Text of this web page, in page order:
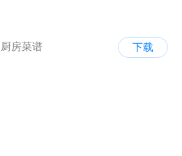
厨房菜谱
下载